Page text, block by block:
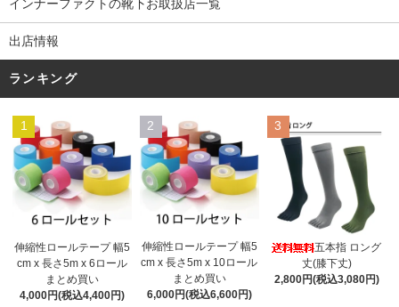
インナーファクトの靴下お取扱店一覧
出店情報
ランキング
1
伸縮性ロールテープ 幅5
cm x 長さ5m x 6ロール
まとめ買い
4,000円(税込4,400円)
2
伸縮性ロールテープ 幅5
cm x 長さ5m x 10ロール
まとめ買い
6,000円(税込6,600円)
3
五本指 ロング
丈(膝下丈)
2,800円(税込3,080円)